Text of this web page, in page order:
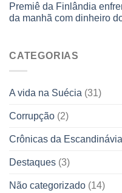
Premiê da Finlândia
da manhã com dinheiro
CATEGORIAS
A vida na Suécia (31)
Corrupção (2)
Crônicas da Escandinávia
Destaques (3)
Não categorizado (14)